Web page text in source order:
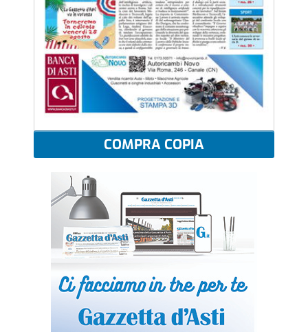
COMPRA COPIA